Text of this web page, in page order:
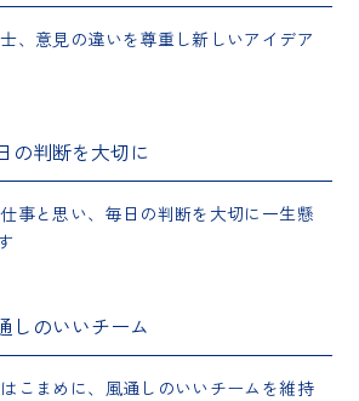
、意見の違いを尊重し新しいアイデア
の判断を大切に
事と思い、毎日の判断を大切に一生懸
しのいいチーム
こまめに、風通しのいいチームを維持